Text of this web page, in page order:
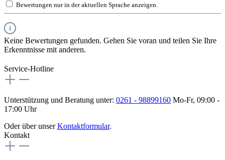
Bewertungen nur in der aktuellen Sprache anzeigen.
Keine Bewertungen gefunden. Gehen Sie voran und teilen Sie Ihre
Erkenntnisse mit anderen.
Service-Hotline
Unterstützung und Beratung unter: 0261 - 98899160 Mo-Fr, 09:00 -
17:00 Uhr
Oder über unserKontaktformular.
Kontakt